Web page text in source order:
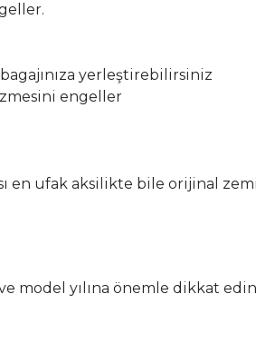
yerleştirebilirsiniz
engeller
en ufak aksilikte bile orijinal
model yılına önemle dikkat